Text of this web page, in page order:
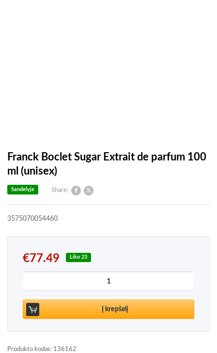
Franck Boclet Sugar Extrait de parfum 100
ml (unisex)
Share:
Sandelyje
3575070054460
€77.49 Liko 23
produkto kiekis: Franck Boclet Sugar Extrait de
Į krepšelį
Produkto kodas: 136162